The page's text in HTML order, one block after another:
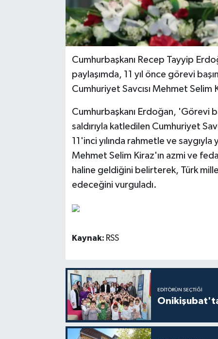
Cumhurbaşkanı Recep Tayyip
paylaşımda, 11 yıl önce görevi
Cumhuriyet Savcısı Mehmet Selim
Cumhurbaşkanı Erdoğan, 'Görevi
saldırıyla katledilen Cumhuriyet
11'inci yılında rahmetle ve
Mehmet Selim Kiraz'ın azmi ve
haline geldiğini belirterek, Türk
edeceğini vurguladı.
Kaynak: RSS
EDITÖRÜN SEÇTIĞI
Onikişubat'ta